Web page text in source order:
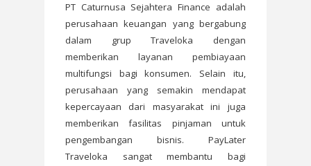
PT Caturnusa Sejahtera Finance adalah
perusahaan keuangan yang bergabung
dalam grup Traveloka dengan
memberikan layanan pembiayaan
multifungsi bagi konsumen. Selain itu,
perusahaan yang semakin mendapat
kepercayaan dari masyarakat ini juga
memberikan fasilitas pinjaman untuk
pengembangan bisnis. PayLater
Traveloka sangat membantu bagi